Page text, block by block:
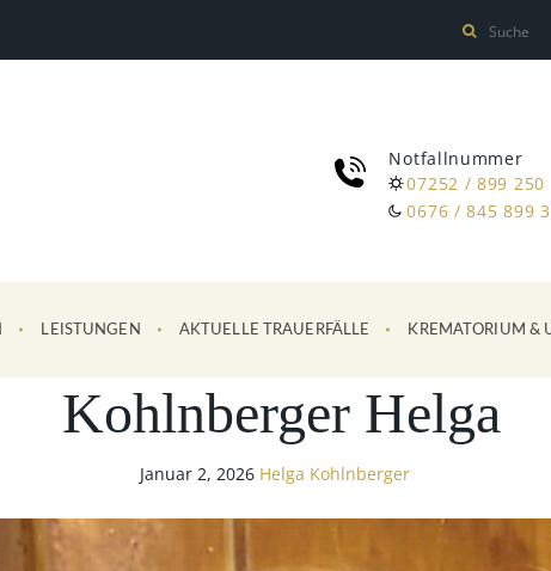
Notfallnummer
07252 / 899 250
0676 / 845 899
LEISTUNGEN AKTUELLE TRAUERFÄLLE KREMATORIUM &
Kohlnberger Helga
Januar 2, 2026 Helga Kohlnberger